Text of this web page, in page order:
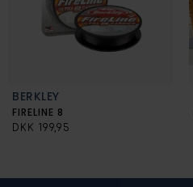
BERKLEY
FIRELINE 8
DKK 199,95